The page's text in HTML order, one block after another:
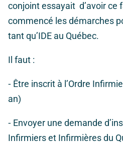
conjoint essayait d’avoir ce
commencé les démarches
tant qu’IDE au Québec.
Il faut :
⁃ Être inscrit à l’Ordre
an)
⁃ Envoyer une demande
Infirmiers et Infirmières du